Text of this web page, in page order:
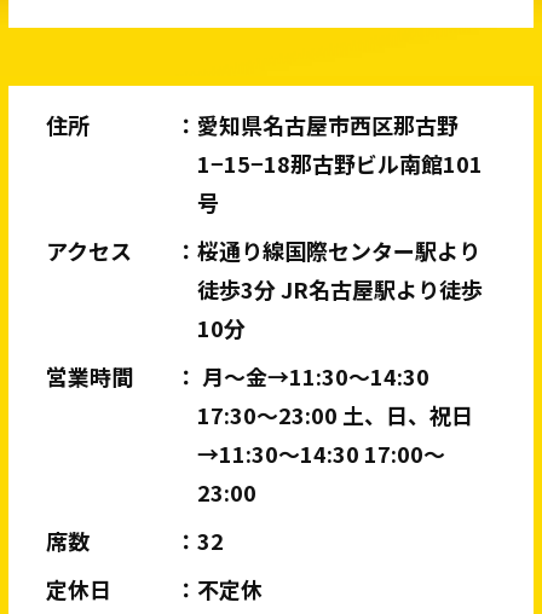
住所
愛知県名古屋市西区那古野
1−15−18那古野ビル南館101
号
アクセス
桜通り線国際センター駅より
徒歩3分 JR名古屋駅より徒歩
10分
営業時間
月〜金→11:30〜14:30
17:30〜23:00 土、日、祝日
→11:30〜14:30 17:00〜
23:00
席数
32
定休日
不定休